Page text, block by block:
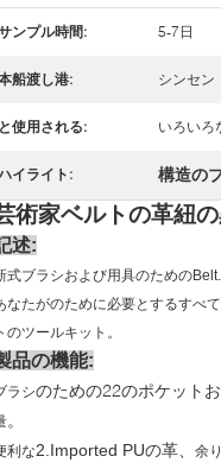
ンプル時間: 5-7日
船渡し港: シンセン
使用される: いろいろ
イライト: 構造の
術家ベルトの革紐
述:
式ブラシおよび用具のための
なたがのために必要とするすべ
のツールキット。
品の機能:
ラシのための22のポケット
。
利な2.Imported PUの革 余